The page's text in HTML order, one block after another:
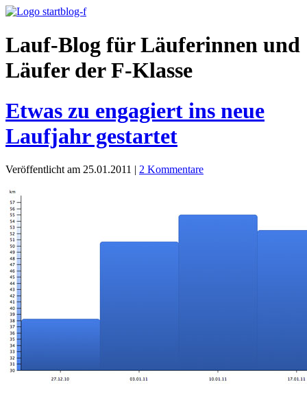
Lauf-Blog für Läuferinnen und
Läufer der F-Klasse
Etwas zu engagiert ins neue
Laufjahr gestartet
Veröffentlicht am 25.01.2011 | 2 Kommentare